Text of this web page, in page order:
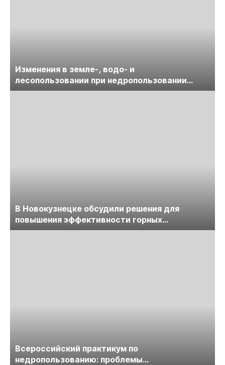
Изменения в земле-, водо- и
лесопользовании при недропользовании
обсудят на семинаре «ПравоТЭК»
В Новокузнецке обсудили решения для
повышения эффективности горных
предприятий
Всероссийский практикум по
недропользованию: проблемы